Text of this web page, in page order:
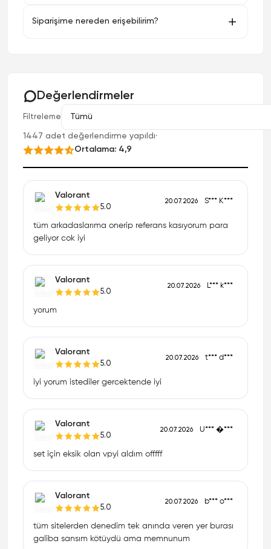
Siparişime nereden erişebilirim?
Değerlendirmeler
Filtreleme
1447 adet değerlendirme yapıldı·
Ortalama: 4,9
Valorant
5.0
20.07.2026 S*** K***
tüm arkadaslarıma onerip referans kasıyorum para
geliyor cok iyi
Valorant
5.0
20.07.2026 L*** k***
yorum
Valorant
5.0
20.07.2026 t*** d***
iyi yorum istediler gercektende iyi
Valorant
5.0
20.07.2026 U*** �***
set için eksik olan vpyi aldım offfff
Valorant
5.0
20.07.2026 b*** o***
tüm sitelerden denedim tek anında veren yer burası
galiba sansım kötüydü ama memnunum